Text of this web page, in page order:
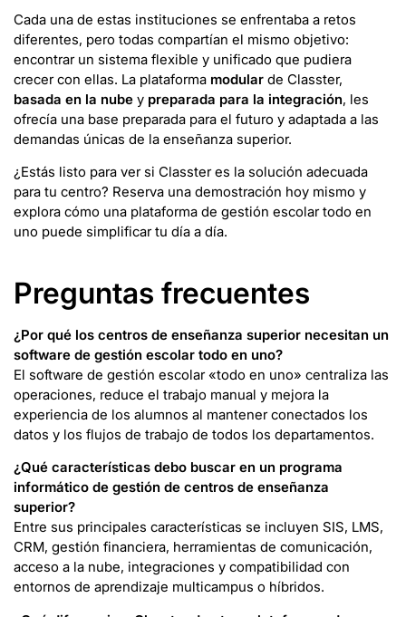
Cada una de estas instituciones se enfrentaba a retos
diferentes, pero todas compartían el mismo objetivo:
encontrar un sistema flexible y unificado que pudiera
crecer con ellas. La plataforma modular de Classter,
basada en la nube y preparada para la integración, les
ofrecía una base preparada para el futuro y adaptada a las
demandas únicas de la enseñanza superior.
¿Estás listo para ver si Classter es la solución adecuada
para tu centro? Reserva una demostración hoy mismo y
explora cómo una plataforma de gestión escolar todo en
uno puede simplificar tu día a día.
Preguntas frecuentes
¿Por qué los centros de enseñanza superior necesitan un
software de gestión escolar todo en uno?
El software de gestión escolar «todo en uno» centraliza las
operaciones, reduce el trabajo manual y mejora la
experiencia de los alumnos al mantener conectados los
datos y los flujos de trabajo de todos los departamentos.
¿Qué características debo buscar en un programa
informático de gestión de centros de enseñanza
superior?
Entre sus principales características se incluyen SIS, LMS,
CRM, gestión financiera, herramientas de comunicación,
acceso a la nube, integraciones y compatibilidad con
entornos de aprendizaje multicampus o híbridos.